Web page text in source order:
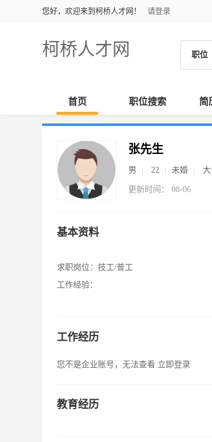
您好，欢迎来到柯桥人才网！ 请登录
柯桥人才网 职位
首页 职位搜索 简
张先生
男 22 未婚
更新时间： 08-06
基本资料
求职岗位： 技工/普工
工作经验：
工作经历
您不是企业账号，无法查看 立即登录
教育经历